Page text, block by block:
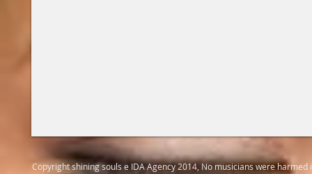
Copyright shining souls e IDA Agency 2014, No musicians were harmed